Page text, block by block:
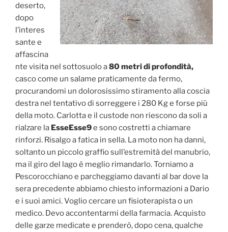
deserto,
dopo
l’interes
sante e
affascina
nte visita nel sottosuolo a80 metri di profondità,
casco come un salame praticamente da fermo,
procurandomi un dolorosissimo stiramento alla coscia
destra nel tentativo di sorreggere i 280 Kg e forse più
della moto. Carlotta e il custode non riescono da soli a
rialzare la EsseEsse9e sono costretti a chiamare
rinforzi. Risalgo a fatica in sella. La moto non ha danni,
soltanto un piccolo graffio sull’estremità del manubrio,
ma il giro del lago è meglio rimandarlo. Torniamo a
Pescorocchiano e parcheggiamo davanti al bar dove la
sera precedente abbiamo chiesto informazioni a Dario
e i suoi amici. Voglio cercare un fisioterapista o un
medico. Devo accontentarmi della farmacia. Acquisto
delle garze medicate e prenderò, dopo cena, qualche